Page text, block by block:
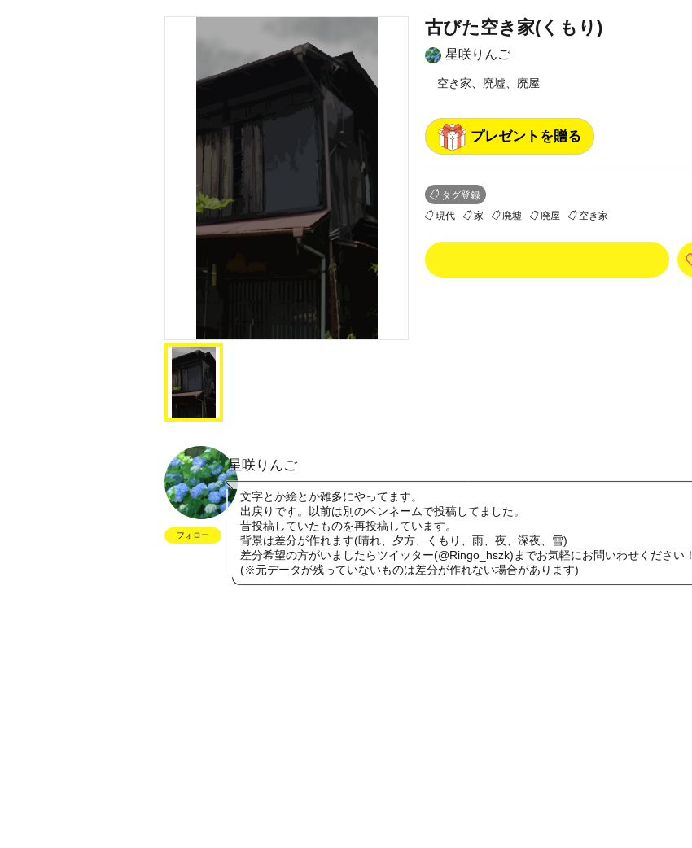
古びた空き家(くもり)
星咲りんご
空き家、廃墟、廃屋
プレゼントを贈る
タグ登録
現代
家 廃墟 廃屋 空き家
フォロー
星咲りんご
文字とか絵とか雑多にやってます。
出戻りです。以前は別のペンネームで投稿してました。
昔投稿していたものを再投稿しています。
背景は差分が作れます(晴れ、夕方、くもり、雨、夜、深夜、雪)
差分希望の方がいましたらツイッター(@Ringo_hszk)までお気軽にお問いわせください！
(※元データが残っていないものは差分が作れない場合があります)